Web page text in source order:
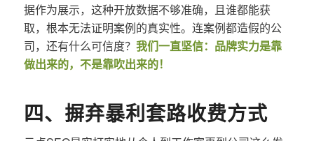
据作为展示，这种开放数据不够准确，且谁都能获
取，根本无法证明案例的真实性。连案例都造假的公
司，还有什么可信度？ 我们一直坚信：品牌实力是靠
做出来的，不是靠吹出来的！
四、摒弃暴利套路收费方式